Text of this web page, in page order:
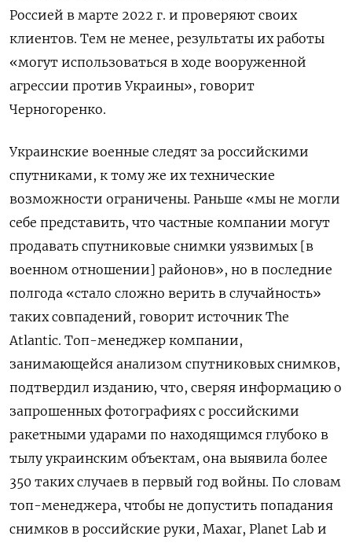
Россией в марте 2022 г. и проверяют своих
клиентов. Тем не менее, результаты их работы
«могут использоваться в ходе вооруженной
агрессии против Украины», говорит
Черногоренко.
Украинские военные следят за российскими
спутниками, к тому же их технические
возможности ограничены. Раньше «мы не могли
себе представить, что частные компании могут
продавать спутниковые снимки уязвимых [в
военном отношении] районов», но в последние
полгода «стало сложно верить в случайность»
таких совпадений, говорит источник The
Atlantic. Топ-менеджер компании,
занимающейся анализом спутниковых снимков,
подтвердил изданию, что, сверяя информацию о
запрошенных фотографиях с российскими
ракетными ударами по находящимся глубоко в
тылу украинским объектам, она выявила более
350 таких случаев в первый год войны. По словам
топ-менеджера, чтобы не допустить попадания
снимков в российские руки, Maxar, Planet Lab и